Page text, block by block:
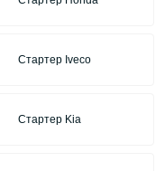
Стартер Iveco
Стартер Kia